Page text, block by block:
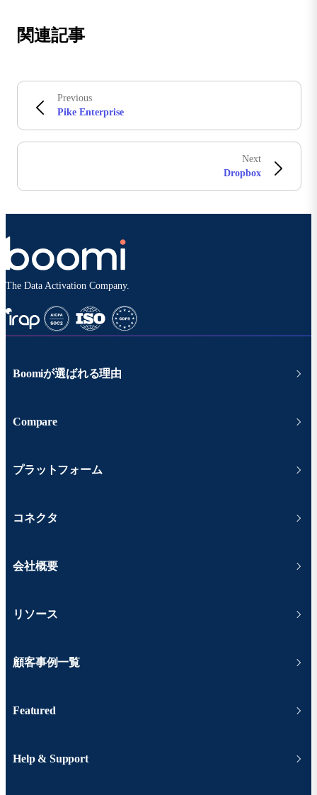
関連記事
Previous
Pike Enterprise
Next
Dropbox
The Data Activation Company.
Boomiが選ばれる理由
Compare
プラットフォーム
コネクタ
会社概要
リソース
顧客事例一覧
Featured
Help & Support